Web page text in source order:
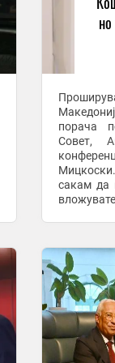
порача
Совет,
сакам да